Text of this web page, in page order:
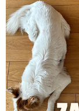
Za hlídání psů